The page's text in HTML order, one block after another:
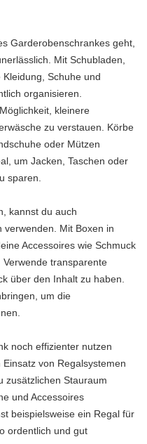
Garderobenschrankes geht,
Mit Schubladen,
Schuhe und
organisieren.
kleinere
zu verstauen. Körbe
oder Mützen
um Jacken, Taschen oder
sparen.
kannst du auch
verwenden. Mit Boxen in
Accessoires wie Schmuck
transparente
über den Inhalt zu haben.
um die
noch effizienter nutzen
von Regalsystemen
zusätzlichen Stauraum
und Accessoires
beispielsweise ein Regal für
ordentlich und gut